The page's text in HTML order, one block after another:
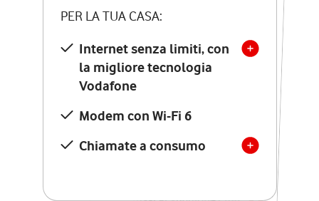
PER LA TUA CASA:
Internet senza limiti, con
la migliore tecnologia
Vodafone
Modem con Wi-Fi 6
Chiamate a consumo
PER LA TUA CASA:
Internet senza limiti, con
la migliore tecnologia
Vodafone
Modem Seven con Wi-Fi 7
Chiamate illimitate verso
numeri fissi e mobili
nazionali